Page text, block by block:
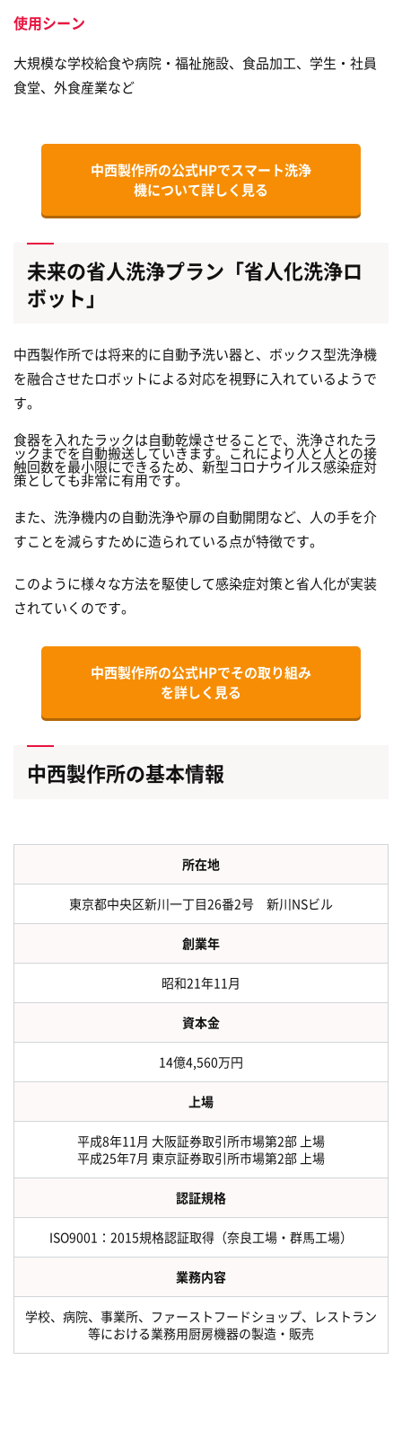
使用シーン
大規模な学校給食や病院・福祉施設、食品加工、学生・社員
食堂、外食産業など
中西製作所の公式HPでスマート洗浄
機について詳しく見る
未来の省人洗浄プラン「省人化洗浄ロ
ボット」
中西製作所では将来的に自動予洗い器と、ボックス型洗浄機
を融合させたロボットによる対応を視野に入れているようで
す。
食器を入れたラックは自動乾燥させることで、洗浄されたラ
ックまでを自動搬送していきます。これにより人と人との接
触回数を最小限にできるため、新型コロナウイルス感染症対
策としても非常に有用です。
また、洗浄機内の自動洗浄や扉の自動開閉など、人の手を介
すことを減らすために造られている点が特徴です。
このように様々な方法を駆使して感染症対策と省人化が実装
されていくのです。
中西製作所の公式HPでその取り組み
を詳しく見る
中西製作所の基本情報
所在地
東京都中央区新川一丁目26番2号 新川NSビル
創業年
昭和21年11月
資本金
14億4,560万円
上場
平成8年11月 大阪証券取引所市場第2部 上場
平成25年7月 東京証券取引所市場第2部 上場
認証規格
ISO9001：2015規格認証取得（奈良工場・群馬工場）
業務内容
学校、病院、事業所、ファーストフードショップ、レストラン
等における業務用厨房機器の製造・販売